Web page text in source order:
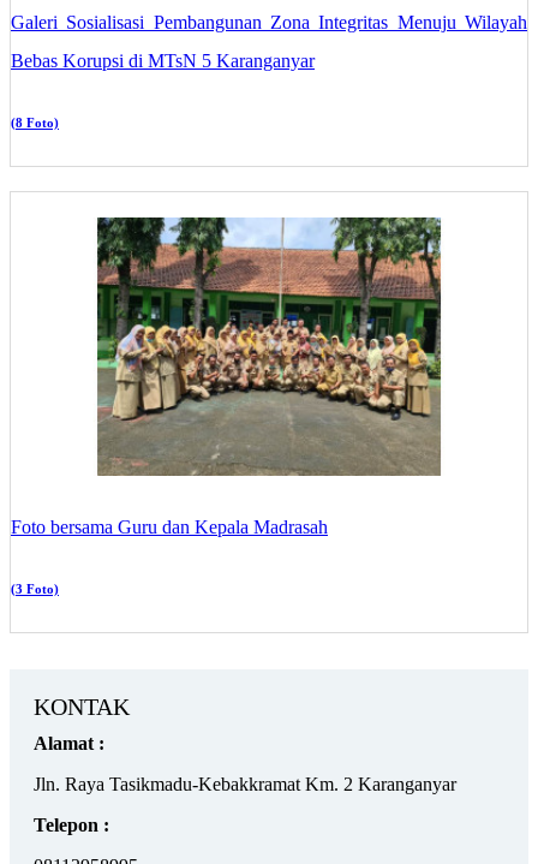
Galeri Sosialisasi Pembangunan Zona Integritas Menuju Wilayah
Bebas Korupsi di MTsN 5 Karanganyar
(8 Foto)
Foto bersama Guru dan Kepala Madrasah
(3 Foto)
KONTAK
Alamat :
Jln. Raya Tasikmadu-Kebakkramat Km. 2 Karanganyar
Telepon :